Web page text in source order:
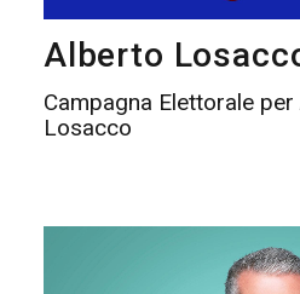
Alberto
Campagna Elettorale
Losacco